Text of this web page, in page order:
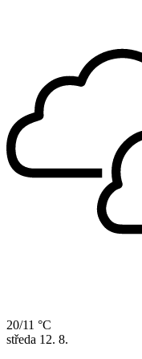
20/11 °C
středa 12. 8.